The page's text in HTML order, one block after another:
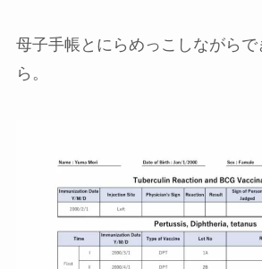
母子手帳とにらめっこしながらで
ら。